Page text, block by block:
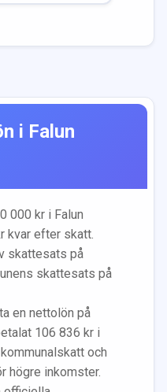
i Falun
000 kr i Falun
kvar efter skatt.
skattesats på
skattesats på
en nettolön på
106 836 kr i
och
högre inkomster.